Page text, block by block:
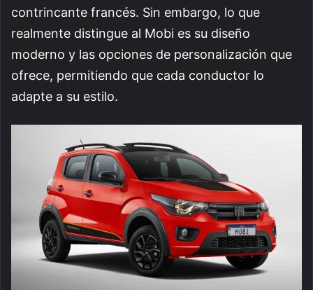
contrincante francés. Sin embargo, lo que
realmente distingue al Mobi es su diseño
moderno y las opciones de personalización que
ofrece, permitiendo que cada conductor lo
adapte a su estilo.